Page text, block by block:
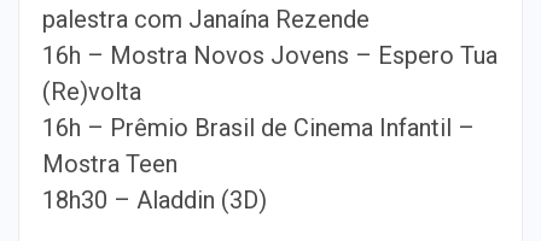
palestra com Janaína Rezende
16h – Mostra Novos Jovens – Espero Tua
(Re)volta
16h – Prêmio Brasil de Cinema Infantil –
Mostra Teen
18h30 – Aladdin (3D)